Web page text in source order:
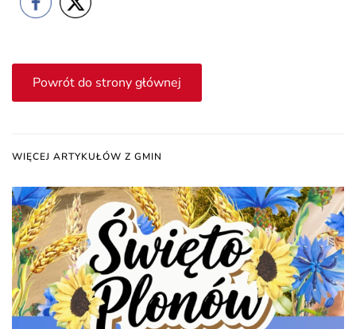
Powrót do strony głównej
WIĘCEJ ARTYKUŁÓW Z GMIN